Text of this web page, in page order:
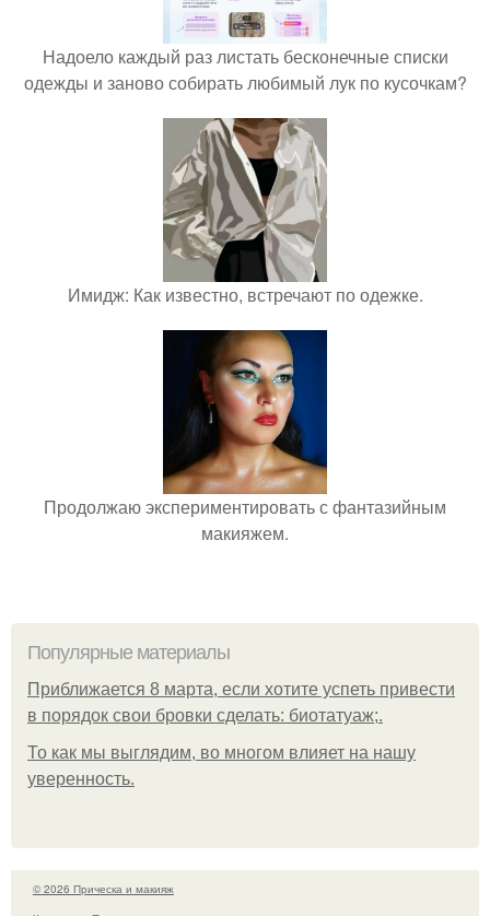
Надоело каждый раз листать бесконечные списки
одежды и заново собирать любимый лук по кусочкам?
Имидж: Как известно, встречают по одежке.
Продолжаю экспериментировать с фантазийным
макияжем.
Популярные материалы
Приближается 8 марта, если хотите успеть привести
в порядок свои бровки сделать: биотатуаж;.
То как мы выглядим, во многом влияет на нашу
уверенность.
© 2026 Прическа и макияж